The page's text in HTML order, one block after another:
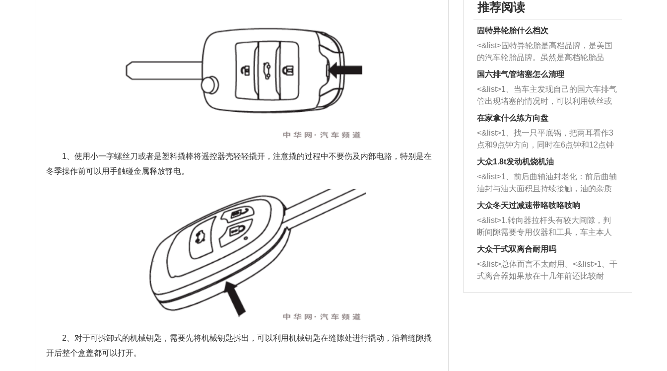
1、使用小一字螺丝刀或者是塑料撬棒将遥控器壳轻轻撬开，注意撬的过程中不要伤及内部电路，特别是在
冬季操作前可以用手触碰金属释放静电。
2、对于可拆卸式的机械钥匙，需要先将机械钥匙拆出，可以利用机械钥匙在缝隙处进行撬动，沿着缝隙撬
开后整个盒盖都可以打开。
推荐阅读
固特异轮胎什么档次
<&list>固特异轮胎是高档品牌，是美国
的汽车轮胎品牌。虽然是高档轮胎品
牌，但是中高低端的轮胎都有生产，这
也是为了更好的开拓市场。
国六排气管堵塞怎么清理
<&list>1、当车主发现自己的国六车排气
管出现堵塞的情况时，可以利用铁丝或
者是细棍，直接将杂物给取出来，如果
堵塞情况比较严重，也可以采取应急措
施。 <&list>2、直接利用木棍将所有的
杂物推到排气管里面的位置处，然后将
三元催化器拆解开，就可以将堵塞的东
西取出来。但如果是因为积碳过多引起
的堵塞，就需要将三元催化器泡在草酸
洗剂对堵塞的情况得到解决，将清洗剂
放在燃油箱中，与燃油混合后，车辆启
动时，就可以和汽油一起进入到燃烧
室，最后形成废气排出，就可以让三元
催化器得到清洗，排气管堵塞的情况就
能够得到解决。
在家拿什么练方向盘
<&list>1、找一只平底锅，把两耳看作3
点和9点钟方向，同时在6点钟和12点钟
方向做一个标记。 <&list>2、双手握住
一圈半的练习，往右同样也要打相同的
圈数。 <&list>3、最后强调要反复练
习，这样就可以形成肌肉记忆，在真实
驾驶车辆时，不需要记忆也能打好方
向。
大众1.8t发动机烧机油
<&list>1、前后曲轴油封老化：前后曲轴
油封与油大面积且持续接触，油的杂质
和发动机内持续温度变化使其密封效果
逐渐减弱，导致渗油或漏油。<&list>2、
活塞间隙过大：积碳会使活塞环与缸体
的间隙扩大，导致机油流入燃烧室中，
造成烧机油。<&list>3、机油粘度。使用
机油粘度过小的话，同样会有烧机油现
象，机油粘度过小具有很好的流动性，
大众冬天过减速带咯吱咯吱响
<&list>1.转向器拉杆头有较大间隙，判
断间隙需要专用仪器和工具，车主本人
无法制作，需要将车辆送到修理厂或4s
店；<&list>2.车辆半轴套管防尘罩破
裂，破裂后会出现漏油现象，使半轴磨
损严重，磨损的半轴容易损坏，产生异
响；<&list>3.稳定器的转向胶套和球头
大众干式双离合耐用吗
<&list>总体而言不太耐用。<&list>1、干
式离合器如果放在十几年前还比较耐